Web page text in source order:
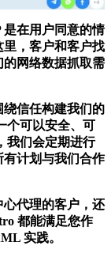
在用户同意的情
，客户和客户找
网络数据抓取需
信任构建我们的
个可以安全、可
我们会定期进行
有计划与我们合作
代理的客户，还
都能满足您作
实践。